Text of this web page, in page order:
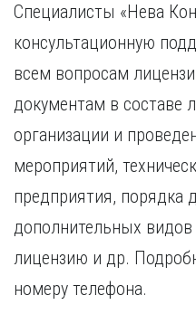
Специалисты «Нева
консультационную
всем вопросам
документам в составе
организации и
мероприятий,
предприятия, порядка
дополнительных видов
лицензию и др.
номеру телефона.